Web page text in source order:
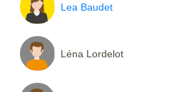
Lea Baudet
Léna Lordelot